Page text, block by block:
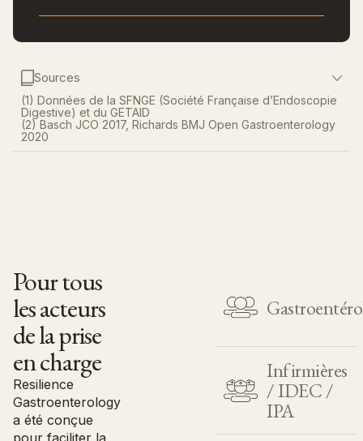
Sources
(1) Données de la SFNGE (Société Française d’Endoscopie
Digestive) et du GETAID
(2) Basch JCO 2017, Richards BMJ Open Gastroenterology
2020​
Pour tous
les acteurs
de la prise
en charge
Resilience
Gastroenterology
a été conçue
l'état de santé des
patients grâce à une
interface offrant une
vision complète.
Création de synthèses
de données
Infirmières
/ IDEC /
IPA